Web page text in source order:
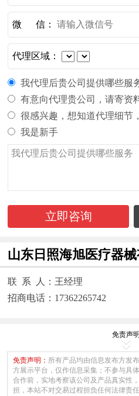
微 信：
代理区域：
我代理后贵公司提供哪些服
有意向代理贵公司，请寄资
很感兴趣，想知道代理细节
我是新手
立即咨询
山东日照海旭医疗器械
联 系 人：王经理
招商电话：17362265742
免责声明
免责声明： 所有产品均由信息发布方发
方展示平台，仅作信息采集；不参与具
合作前，实地考察该公司及产品真实性
担，本站不对交易过程担负任何法律责任